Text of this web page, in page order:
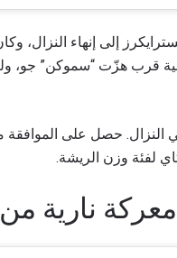
قرب هزّت “سموكن” جو،
حصل على الموافقة
لفئة وزن الريشة.
نارية